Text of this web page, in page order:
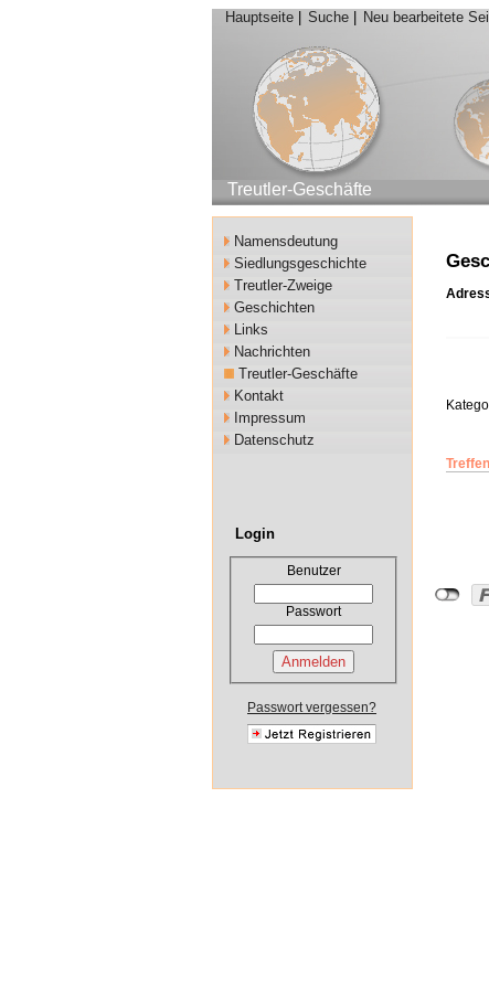
Hauptseite Suche Neu bearbeitete
Treutler-Geschäfte
Namensdeutung
Siedlungsgeschichte
Treutler-Zweige
Geschichten
Links
Nachrichten
Treutler-Geschäfte
Kontakt
Impressum
Datenschutz
Login
Benutzer
Passwort
Passwort vergessen?